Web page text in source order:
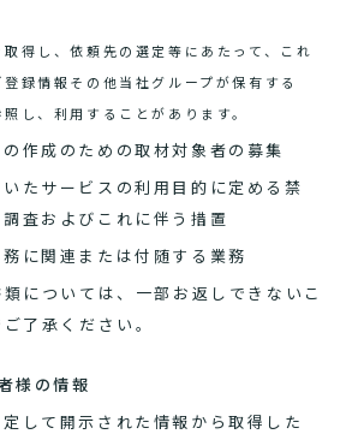
得し、依頼先の選定等にあたって、これ
録情報その他当社グループが保有する
し、利用することがあります。
作成のための取材対象者の募集
たサービスの利用目的に定める禁
査およびこれに伴う措置
に関連または付随する業務
については、一部お返しできないこ
了承ください。
様の情報
して開示された情報から取得した